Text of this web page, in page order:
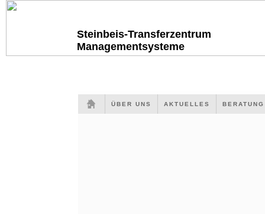
Steinbeis-Transferzentrum
Managementsysteme
ÜBER UNS AKTUELLES